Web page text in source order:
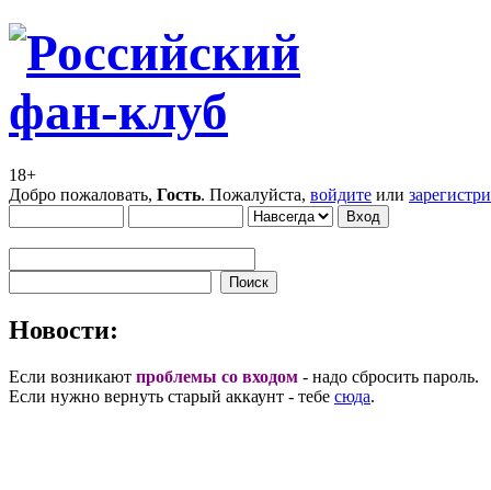
18+
Добро пожаловать, Гость. Пожалуйста, войдите или
Новости:
Если возникают проблемы со входом - надо сбросить пароль.
Если нужно вернуть старый аккаунт - тебе сюда.